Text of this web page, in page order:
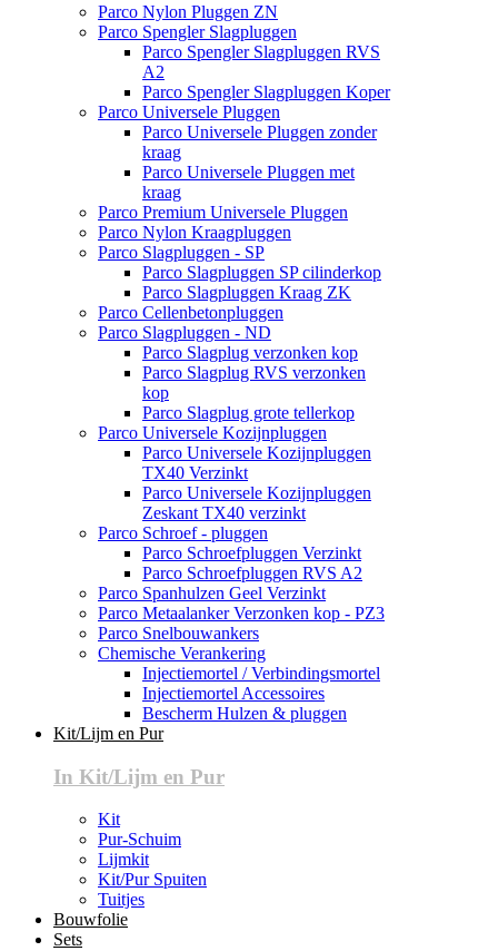
Parco Nylon Pluggen ZN
Parco Spengler Slagpluggen
Parco Spengler Slagpluggen RVS
A2
Parco Spengler Slagpluggen Koper
Parco Universele Pluggen
Parco Universele Pluggen zonder
kraag
Parco Universele Pluggen met
kraag
Parco Premium Universele Pluggen
Parco Nylon Kraagpluggen
Parco Slagpluggen - SP
Parco Slagpluggen SP cilinderkop
Parco Slagpluggen Kraag ZK
Parco Cellenbetonpluggen
Parco Slagpluggen - ND
Parco Slagplug verzonken kop
Parco Slagplug RVS verzonken
kop
Parco Slagplug grote tellerkop
Parco Universele Kozijnpluggen
Parco Universele Kozijnpluggen
TX40 Verzinkt
Parco Universele Kozijnpluggen
Zeskant TX40 verzinkt
Parco Schroef - pluggen
Parco Schroefpluggen Verzinkt
Parco Schroefpluggen RVS A2
Parco Spanhulzen Geel Verzinkt
Parco Metaalanker Verzonken kop - PZ3
Parco Snelbouwankers
Chemische Verankering
Injectiemortel / Verbindingsmortel
Injectiemortel Accessoires
Bescherm Hulzen & pluggen
Kit/Lijm en Pur
In Kit/Lijm en Pur
Kit
Pur-Schuim
Lijmkit
Kit/Pur Spuiten
Tuitjes
Bouwfolie
Sets